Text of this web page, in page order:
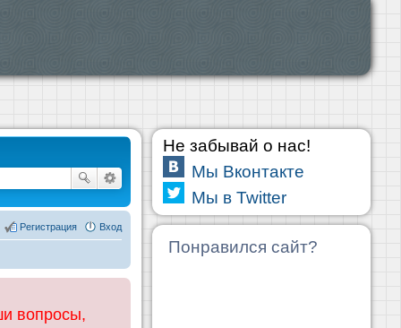
Вход
Регистрация
вопросы,
Не забывай о нас!
Мы Вконтакте
Мы в Twitter
Понравился сайт?